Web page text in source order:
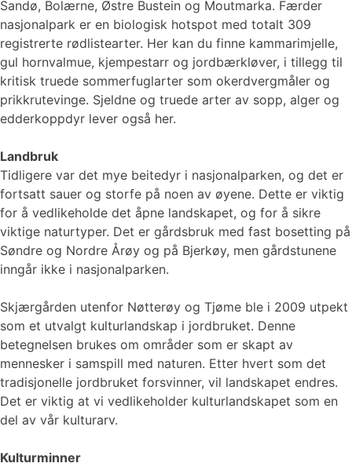
Sandø, Bolærne, Østre Bustein og Moutmarka. Færder
nasjonalpark er en biologisk hotspot med totalt 309
registrerte rødlistearter. Her kan du finne kammarimjelle,
gul hornvalmue, kjempestarr og jordbærkløver, i tillegg til
kritisk truede sommerfuglarter som okerdvergmåler og
prikkrutevinge. Sjeldne og truede arter av sopp, alger og
edderkoppdyr lever også her.
Landbruk
Tidligere var det mye beitedyr i nasjonalparken, og det er
fortsatt sauer og storfe på noen av øyene. Dette er viktig
for å vedlikeholde det åpne landskapet, og for å sikre
viktige naturtyper. Det er gårdsbruk med fast bosetting på
Søndre og Nordre Årøy og på Bjerkøy, men gårdstunene
inngår ikke i nasjonalparken.
Skjærgården utenfor Nøtterøy og Tjøme ble i 2009 utpekt
som et utvalgt kulturlandskap i jordbruket. Denne
betegnelsen brukes om områder som er skapt av
mennesker i samspill med naturen. Etter hvert som det
tradisjonelle jordbruket forsvinner, vil landskapet endres.
Det er viktig at vi vedlikeholder kulturlandskapet som en
del av vår kulturarv.
Kulturminner